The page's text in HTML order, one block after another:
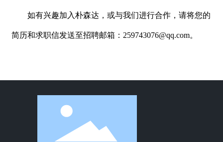
如有兴趣加入朴森达，或与我们进行合作，请将您的
简历和求职信发送至招聘邮箱： 259743076@qq.com。